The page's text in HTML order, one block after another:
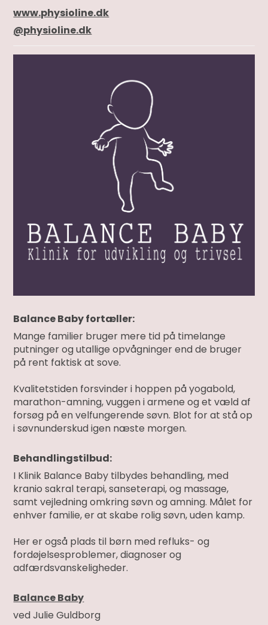
www.physioline.dk
@physioline.dk
Balance Baby fortæller:
Mange familier bruger mere tid på timelange
putninger og utallige opvågninger end de bruger
på rent faktisk at sove.
Kvalitetstiden forsvinder i hoppen på yogabold,
marathon-amning, vuggen i armene og et væld af
forsøg på en velfungerende søvn. Blot for at stå op
i søvnunderskud igen næste morgen.
Behandlingstilbud:
I Klinik Balance Baby tilbydes behandling, med
kranio sakral terapi, sanseterapi, og massage,
samt vejledning omkring søvn og amning. Målet for
enhver familie, er at skabe rolig søvn, uden kamp.
Her er også plads til børn med refluks- og
fordøjelsesproblemer, diagnoser og
adfærdsvanskeligheder.
Balance Baby
ved Julie Guldborg